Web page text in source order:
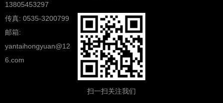
扫一扫关注我们
13805453297
传真: 0535-3200799
邮箱:
yantaihongyuan@12
6.com